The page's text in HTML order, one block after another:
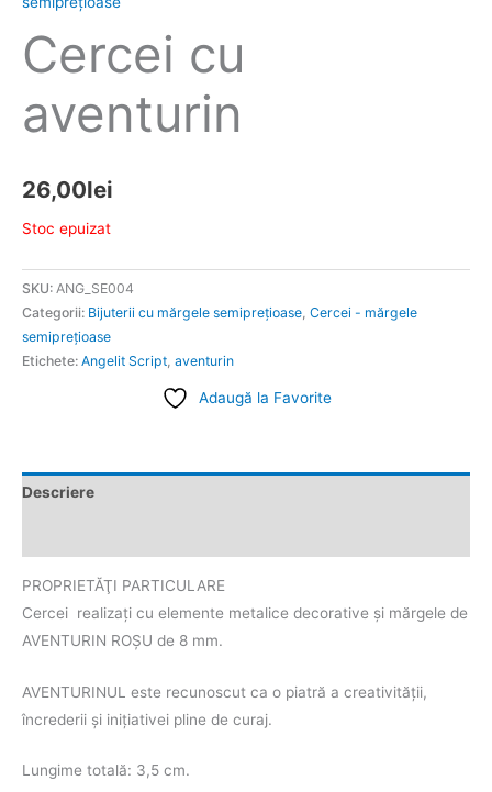
Cercei cu
aventurin
26,00lei
Stoc epuizat
SKU: ANG_SE004
Categorii: Bijuterii cu mărgele semipreţioase Cercei - mărgele
semipreţioase
Etichete: Angelit Script aventurin
Adaugă la Favorite
Descriere
PROPRIETĂŢI PARTICULARE
Cercei realizaţi cu elemente metalice decorative și mărgele de
AVENTURIN ROȘU de 8 mm.
AVENTURINUL este recunoscut ca o piatră a creativității,
încrederii și inițiativei pline de curaj.
Lungime totală: 3,5 cm.